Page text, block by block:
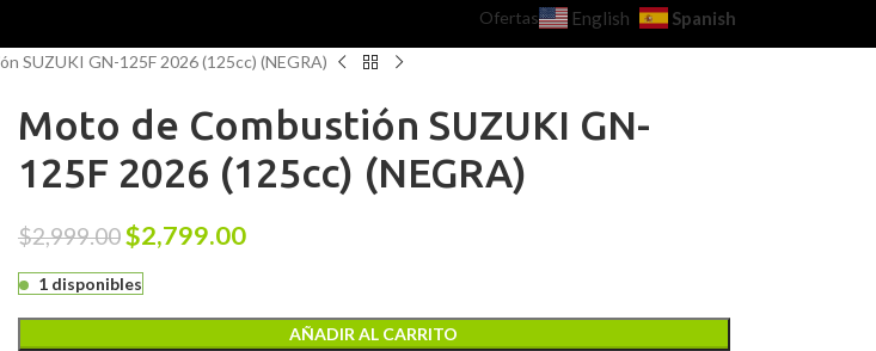
Ofertas English Spanish
SUZUKI GN-125F 2026 (125cc) (NEGRA)
Moto de Combustión SUZUKI GN-
125F 2026 (125cc) (NEGRA)
$2,999.00$2,799.00
1 disponibles
AÑADIR AL CARRITO